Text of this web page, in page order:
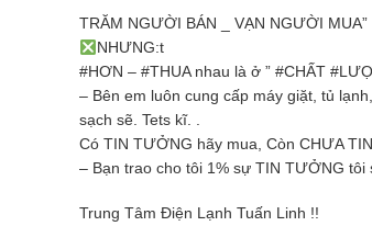
TRĂM NGƯỜI BÁN _ VẠN NGƯỜI MUA”
NHƯNG:t
#HƠN – #THUA nhau là ở ” #CHẤT
– Bên em luôn cung cấp máy giặt, tủ
sạch sẽ. Tets kĩ. .
Có TIN TƯỞNG hãy mua, Còn CHƯA
– Bạn trao cho tôi 1% sự TIN TƯỞNG tôi
Trung Tâm Điện Lạnh Tuấn Linh !!